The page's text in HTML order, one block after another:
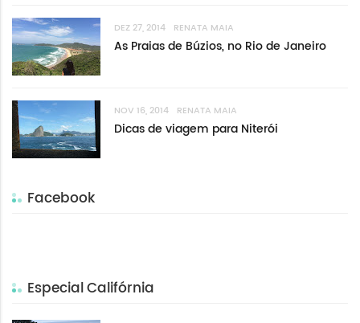
DEZ 27, 2014 RENATA MAIA
As Praias de Búzios, no Rio de Janeiro
NOV 16, 2014 RENATA MAIA
Dicas de viagem para Niterói
Facebook
Especial Califórnia